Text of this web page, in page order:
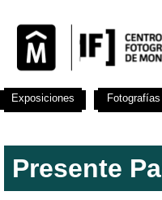
Presente
Exposiciones